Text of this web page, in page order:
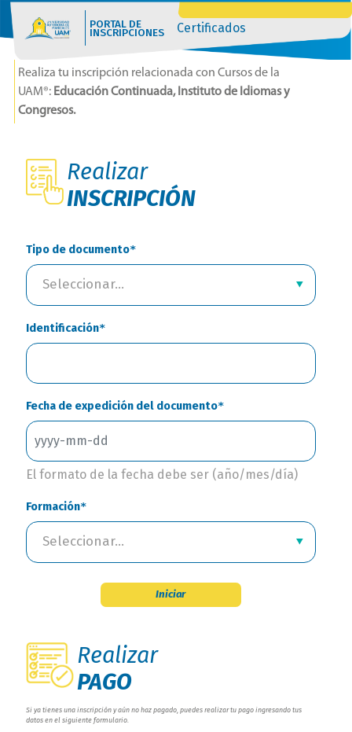
PORTAL DE
INSCRIPCIONES Certificados
Realiza tu inscripción relacionada con Cursos de la
UAM®: Educación Continuada, Instituto de Idiomas y
Congresos.
Realizar
INSCRIPCIÓN
Tipo de documento
Seleccionar...
Identificación
Fecha de expedición del documento
El formato de la fecha debe ser (año/mes/día)
Formación
Seleccionar...
Iniciar
Realizar
PAGO
Si ya tienes una inscripción y aún no haz pagado, puedes realizar tu pago ingresando tus
datos en el siguiente formulario.